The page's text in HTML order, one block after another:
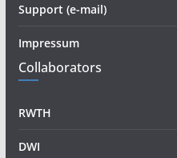
Support (e-mail)
Impressum
Collaborators
RWTH
DWI